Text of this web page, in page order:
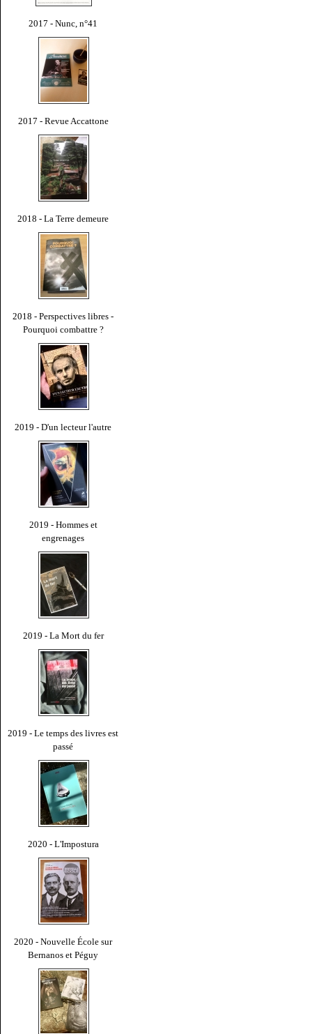
2017 - Nunc, n°41
2017 - Revue Accattone
2018 - La Terre demeure
2018 - Perspectives libres -
Pourquoi combattre ?
2019 - D'un lecteur l'autre
2019 - Hommes et
engrenages
2019 - La Mort du fer
2019 - Le temps des livres est
passé
2020 - L'Impostura
2020 - Nouvelle École sur
Bernanos et Péguy